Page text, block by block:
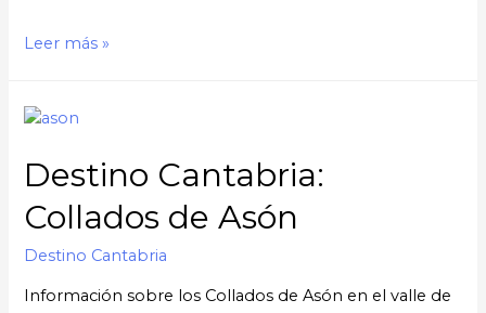
6
cascadas
disfrutar
en
Cantabria
Leer más »
Destino Cantabria:
Collados de Asón
Destino Cantabria
Información sobre los Collados de Asón en el valle de